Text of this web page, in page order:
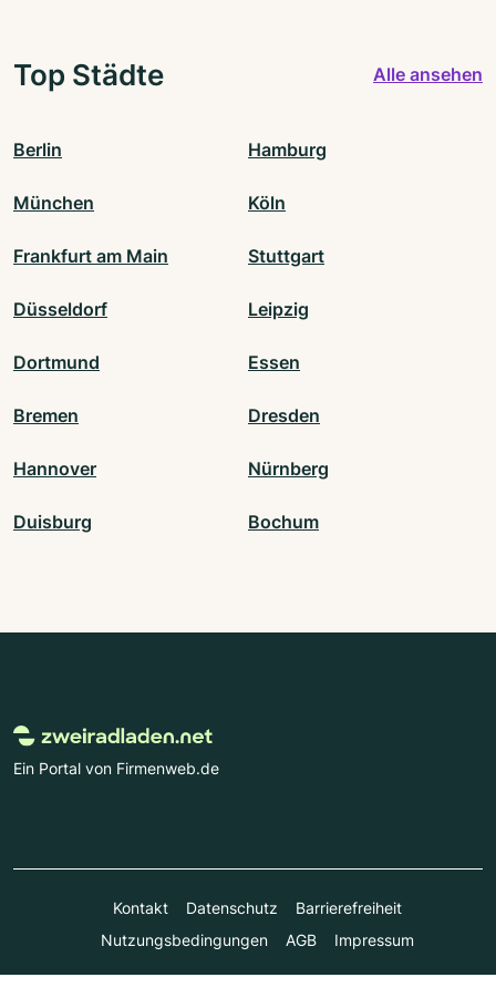
Top Städte Alle ansehen
Berlin Hamburg
München Köln
Frankfurt am Main Stuttgart
Düsseldorf Leipzig
Dortmund Essen
Bremen Dresden
Hannover Nürnberg
Duisburg Bochum
Ein Portal von Firmenweb.de
Kontakt Datenschutz
Barrierefreiheit
Nutzungsbedingungen
AGB Impressum